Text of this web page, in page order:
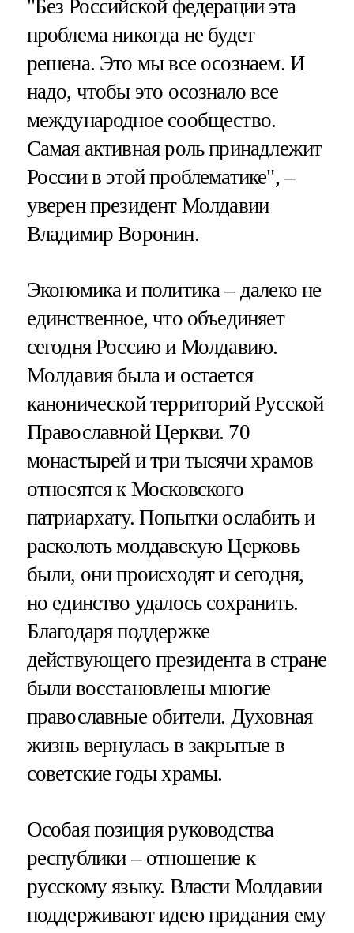
"Без Российской федерации эта
проблема никогда не будет
решена. Это мы все осознаем. И
надо, чтобы это осознало все
международное сообщество.
Самая активная роль принадлежит
России в этой проблематике", –
уверен президент Молдавии
Владимир Воронин.
Экономика и политика – далеко не
единственное, что объединяет
сегодня Россию и Молдавию.
Молдавия была и остается
канонической территорий Русской
Православной Церкви. 70
монастырей и три тысячи храмов
относятся к Московского
патриархату. Попытки ослабить и
расколоть молдавскую Церковь
были, они происходят и сегодня,
но единство удалось сохранить.
Благодаря поддержке
действующего президента в стране
были восстановлены многие
православные обители. Духовная
жизнь вернулась в закрытые в
советские годы храмы.
Особая позиция руководства
республики – отношение к
русскому языку. Власти Молдавии
поддерживают идею придания ему